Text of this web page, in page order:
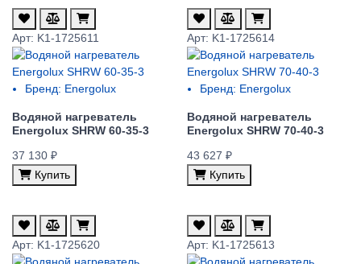
Арт: K1-1725611
Бренд: Energolux
Водяной нагреватель
Energolux SHRW 60-35-3
37 130 ₽
Купить
Арт: K1-1725614
Бренд: Energolux
Водяной нагреватель
Energolux SHRW 70-40-3
43 627 ₽
Купить
Арт: K1-1725620 Арт: K1-1725613